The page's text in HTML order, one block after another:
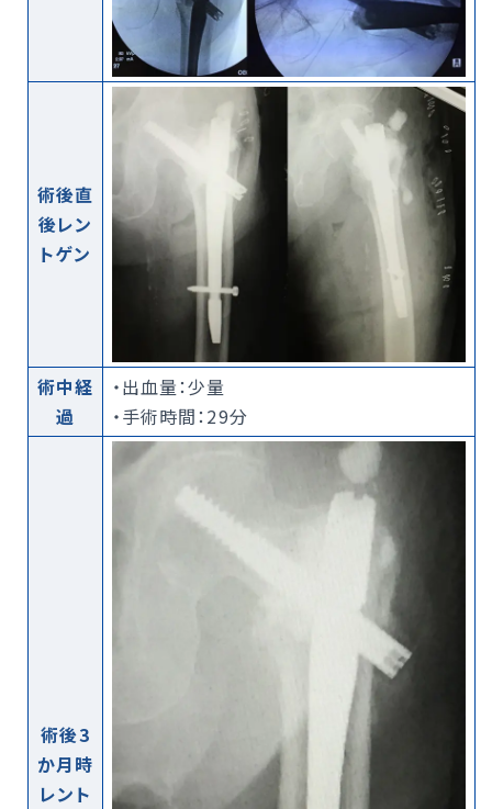
術後直
後レン
トゲン
術中経
過
・出血量：少量
・手術時間：29分
術後3
か月時
レント